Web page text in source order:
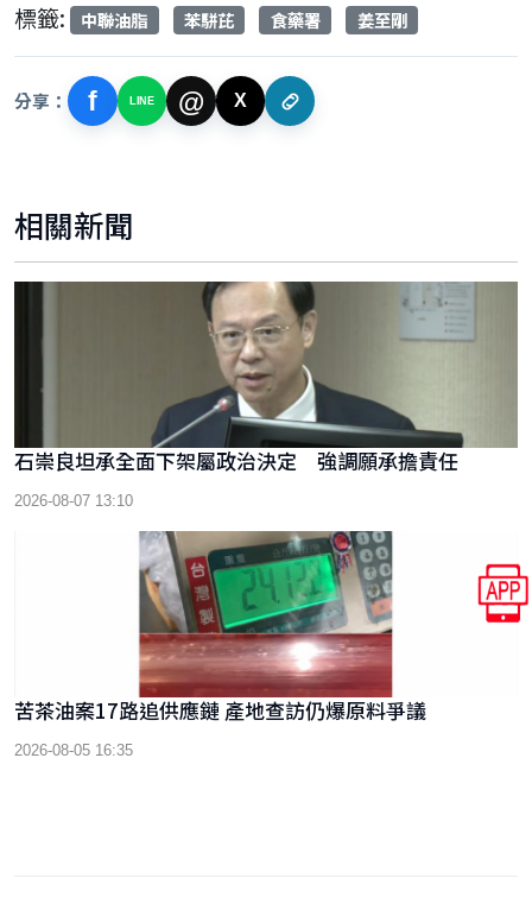
標籤: 中聯油脂 苯駢芘 食藥署 姜至剛
分享： f LINE @ X
相關新聞
石崇良坦承全面下架屬政治決定 強調願承擔責任
2026-08-07 13:10
苦茶油案17路追供應鏈 產地查訪仍爆原料爭議
2026-08-05 16:35